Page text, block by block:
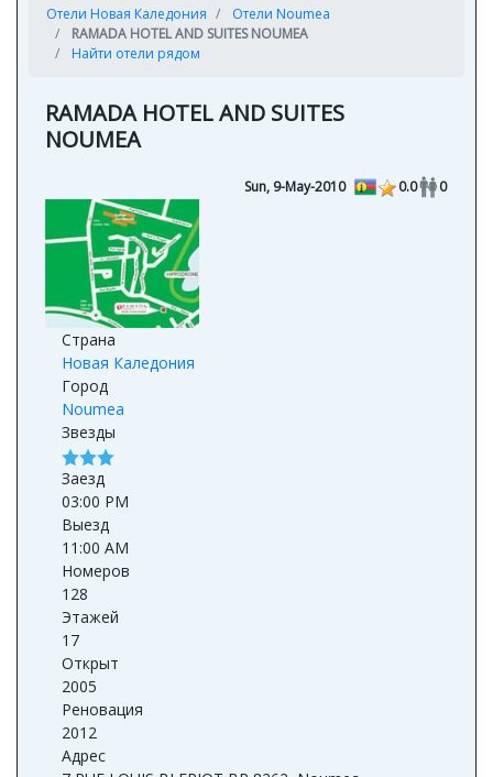
Отели Новая Каледония
Отели Noumea
RAMADA HOTEL AND SUITES NOUMEA
Найти отели рядом
RAMADA HOTEL AND SUITES
NOUMEA
Sun, 9-May-2010 0.0 0
Страна
Новая Каледония
Город
Noumea
Звезды
Заезд
03:00 PM
Выезд
11:00 AM
Номеров
128
Этажей
17
Открыт
2005
Реновация
2012
Адрес